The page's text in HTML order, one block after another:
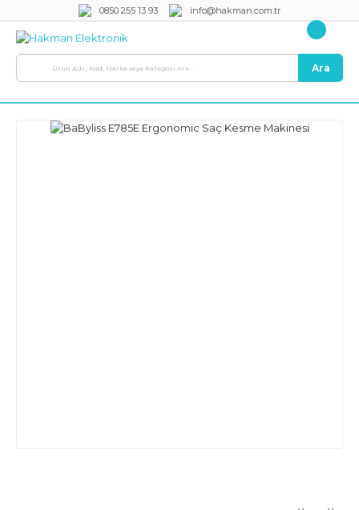
0850 255 13 93 info@hakman.com.tr
Ara